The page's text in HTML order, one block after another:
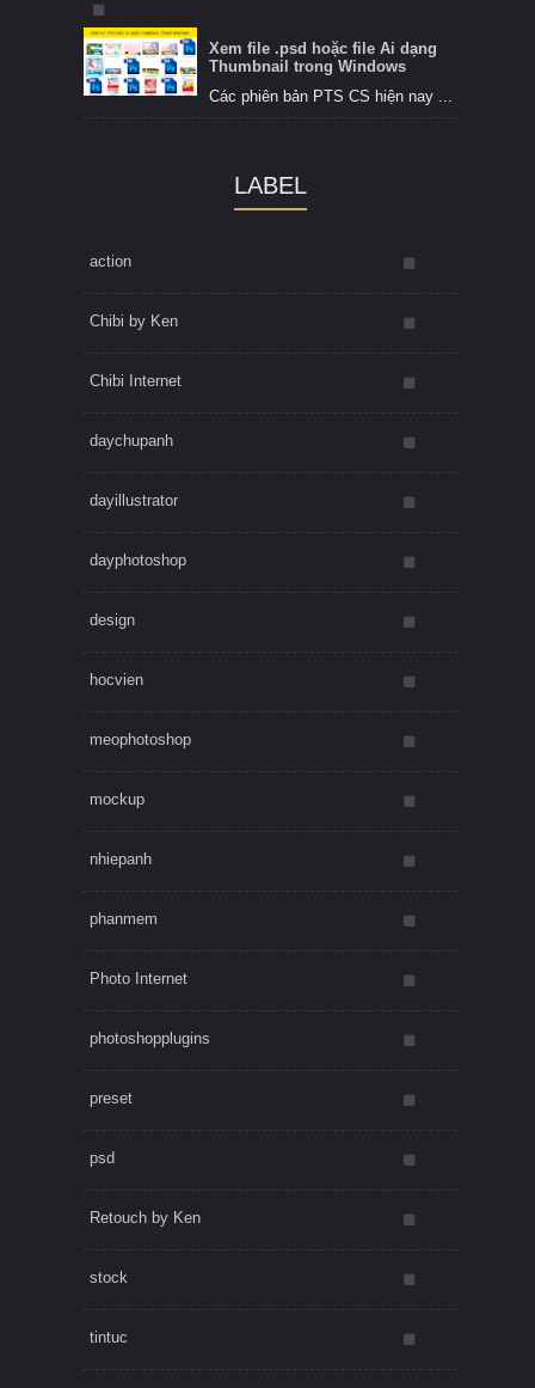
Xem file .psd hoặc file Ai dạng
Thumbnail trong Windows
Các phiên bản PTS CS hiện nay ...
LABEL
action
Chibi by Ken
Chibi Internet
daychupanh
dayillustrator
dayphotoshop
design
hocvien
meophotoshop
mockup
nhiepanh
phanmem
Photo Internet
photoshopplugins
preset
psd
Retouch by Ken
stock
tintuc